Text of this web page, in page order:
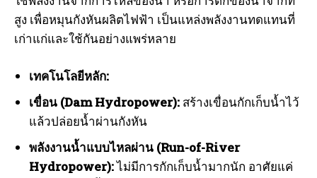
สูง เพื่อหมุนกังหันผลิตไฟฟ้า เป็นแหล่งพลังงานทดแทนที่
เก่าแก่และใช้กันอย่างแพร่หลาย
เทคโนโลยีหลัก:
เขื่อน (Dam Hydropower): สร้างเขื่อนกักเก็บน้ำไว้
แล้วปล่อยน้ำผ่านกังหัน
พลังงานน้ำแบบไหลผ่าน (Run-of-River
Hydropower):ไม่มีการกักเก็บน้ำมากนัก อาศัยแค่